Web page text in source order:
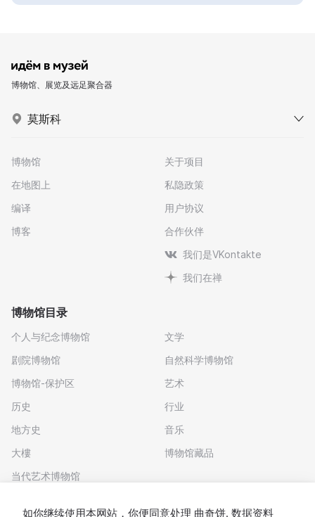
博物馆、展览及远足聚合器
莫斯科
博物馆
在地图上
编译
博客
关于项目
私隐政策
用户协议
合作伙伴
我们是VKontakte
我们在禅
博物馆目录
个人与纪念博物馆
剧院博物馆
博物馆-保护区
历史
地方史
大樓
当代艺术博物馆
文学
自然科学博物馆
艺术
行业
音乐
博物馆藏品
如你继续使用本网站，你便同意处理 曲奇饼. 数据资料